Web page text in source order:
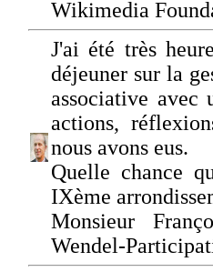
Wikimedia
J'ai été très
déjeuner sur la
associative avec
actions,
nous avons eus.
Quelle chance
IXème
Monsieur
Wendel-